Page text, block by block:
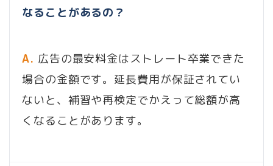
なることがあるの？
A. 広告の最安料金はストレート卒業できた
場合の金額です。延長費用が保証されてい
ないと、補習や再検定でかえって総額が高
くなることがあります。